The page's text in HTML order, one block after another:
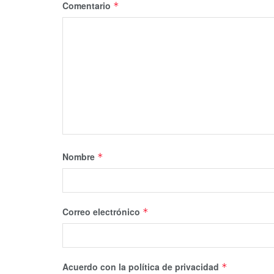
Comentario *
Nombre *
Correo electrónico *
Acuerdo con la política de privacidad *